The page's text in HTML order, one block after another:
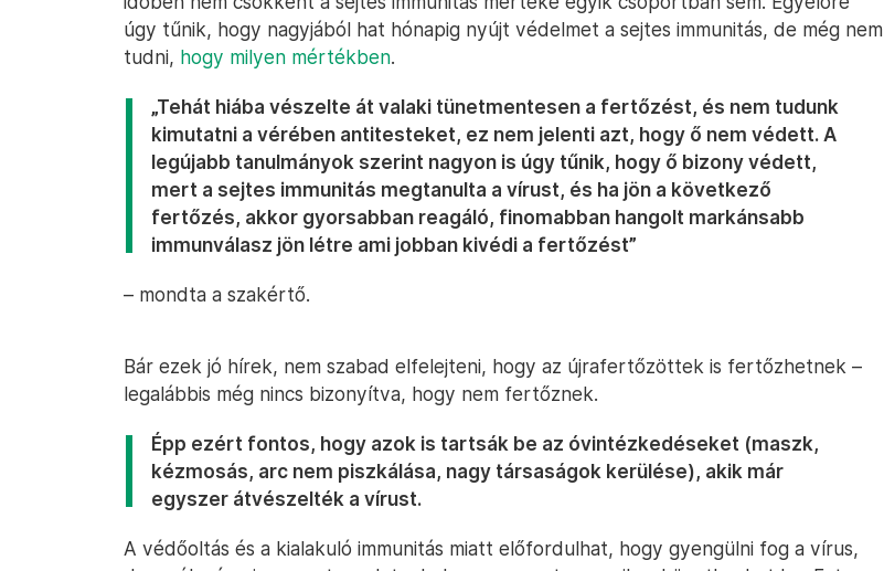
úgy tűnik, hogy nagyjából hat hónapig nyújt védelmet a sejtes immunitás, de még nem
tudni, hogy milyen mértékben.
„Tehát hiába vészelte át valaki tünetmentesen a fertőzést, és nem tudunk
kimutatni a vérében antitesteket, ez nem jelenti azt, hogy ő nem védett. A
legújabb tanulmányok szerint nagyon is úgy tűnik, hogy ő bizony védett,
mert a sejtes immunitás megtanulta a vírust, és ha jön a következő
fertőzés, akkor gyorsabban reagáló, finomabban hangolt markánsabb
immunválasz jön létre ami jobban kivédi a fertőzést”
– mondta a szakértő.
Bár ezek jó hírek, nem szabad elfelejteni, hogy az újrafertőzöttek is fertőzhetnek –
legalábbis még nincs bizonyítva, hogy nem fertőznek.
Épp ezért fontos, hogy azok is tartsák be az óvintézkedéseket (maszk,
kézmosás, arc nem piszkálása, nagy társaságok kerülése), akik már
egyszer átvészelték a vírust.
A védőoltás és a kialakuló immunitás miatt előfordulhat, hogy gyengülni fog a vírus,